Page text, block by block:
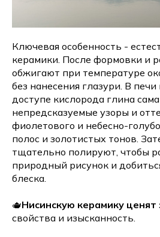
Ключевая особенность -
керамики. После формовки и
обжигают при температуре
без нанесения глазури. В
доступе кислорода глина
непредсказуемые узоры и
фиолетового и небесно-
полос и золотистых тонов.
тщательно полируют, чтобы
природный рисунок и
блеска.
🫖Нисинскую керамику ценят
свойства и изысканность.